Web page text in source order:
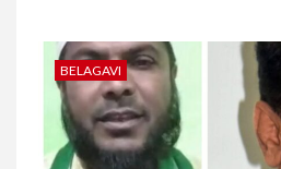
BELAGAVI